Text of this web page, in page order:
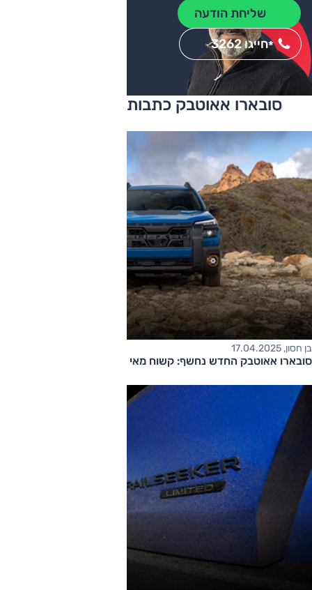
שליחת הודעה
חייגו 3262*
סובארו אאוטבק כתבות ומבחני דרכים
בן חסון, 17.04.2025
סובארו אאוטבק החדש נחשף: קשוח מאי פעם